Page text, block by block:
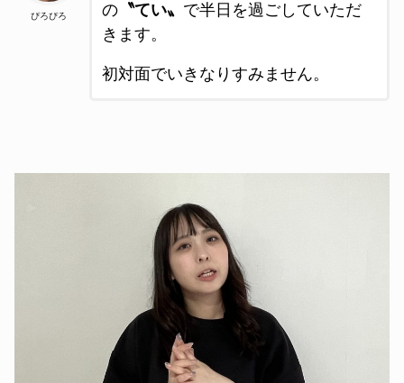
ぴろぴろ
の〝てい〟 で半日を過ごしていただ
きます。
初対面でいきなりすみません。